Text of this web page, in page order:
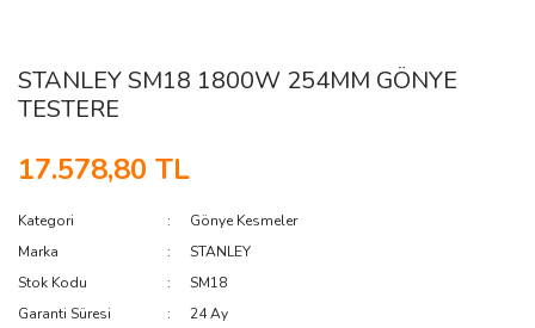
STANLEY SM18 1800W 254MM GÖNYE
TESTERE
17.578,80 TL
Kategori
Gönye Kesmeler
Marka
STANLEY
Stok Kodu
SM18
Garanti Süresi
24 Ay